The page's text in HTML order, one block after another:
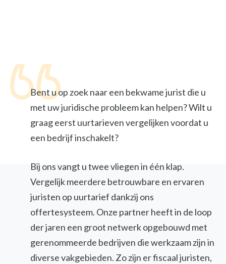
Bent u op zoek naar een bekwame jurist die u
met uw juridische probleem kan helpen? Wilt u
graag eerst uurtarieven vergelijken voordat u
een bedrijf inschakelt?
Bij ons vangt u twee vliegen in één klap.
Vergelijk meerdere betrouwbare en ervaren
juristen op uurtarief dankzij ons
offertesysteem. Onze partner heeft in de loop
der jaren een groot netwerk opgebouwd met
gerenommeerde bedrijven die werkzaam zijn in
diverse vakgebieden. Zo zijn er fiscaal juristen,